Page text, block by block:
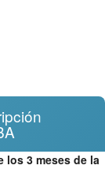
los 3 meses de la